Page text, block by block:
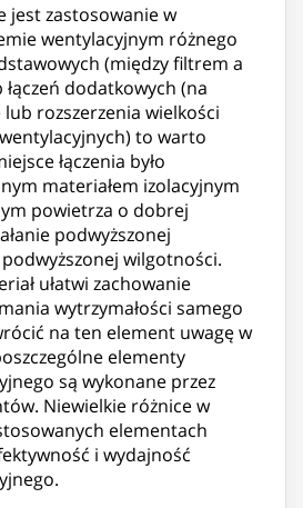
jest zastosowanie w
wentylacyjnym różnego
(między filtrem a
dodatkowych (na
lub rozszerzenia wielkości
to warto
łączenia było
materiałem izolacyjnym
powietrza o dobrej
podwyższonej
wilgotności.
ułatwi zachowanie
wytrzymałości samego
na ten element uwagę w
elementy
są wykonane przez
Niewielkie różnice w
elementach
i wydajność